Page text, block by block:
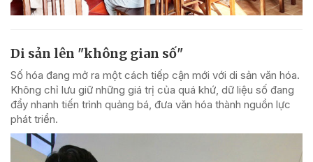
Di sản lên "không gian số"
Số hóa đang mở ra một cách tiếp cận mới với di sản văn hóa.
Không chỉ lưu giữ những giá trị của quá khứ, dữ liệu số đang
đẩy nhanh tiến trình quảng bá, đưa văn hóa thành nguồn lực
phát triển.